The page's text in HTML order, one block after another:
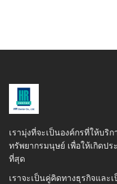
เรามุ่งที่จะเป็นองค์กรที่ให้บริ
ทรัพยากรมนุษย์ เพื่อให้เกิดป
ที่สุด
เราจะเป็นคู่คิดทางธุรกิจและ